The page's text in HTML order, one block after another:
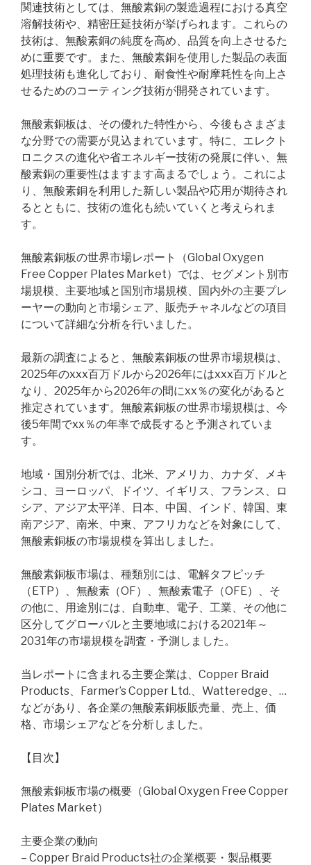
関連技術としては、無酸素銅の製造過程における真空
溶解技術や、精密圧延技術が挙げられます。これらの
技術は、無酸素銅の純度を高め、品質を向上させるた
めに重要です。また、無酸素銅を使用した製品の表面
処理技術も進化しており、耐食性や耐摩耗性を向上さ
せるためのコーティング技術が開発されています。
無酸素銅板は、その優れた特性から、今後もさまざま
な分野での需要が見込まれています。特に、エレクト
ロニクスの進化や省エネルギー技術の発展に伴い、無
酸素銅の重要性はますます高まるでしょう。これによ
り、無酸素銅を利用した新しい製品や応用が期待され
るとともに、技術の進化も続いていくと考えられま
す。
無酸素銅板の世界市場レポート（Global Oxygen
Free Copper Plates Market）では、セグメント別市
場規模、主要地域と国別市場規模、国内外の主要プレ
ーヤーの動向と市場シェア、販売チャネルなどの項目
について詳細な分析を行いました。
最新の調査によると、無酸素銅板の世界市場規模は、
2025年のxxx百万ドルから2026年にはxxx百万ドルと
なり、2025年から2026年の間にxx％の変化があると
推定されています。無酸素銅板の世界市場規模は、今
後5年間でxx％の年率で成長すると予測されていま
す。
地域・国別分析では、北米、アメリカ、カナダ、メキ
シコ、ヨーロッパ、ドイツ、イギリス、フランス、ロ
シア、アジア太平洋、日本、中国、インド、韓国、東
南アジア、南米、中東、アフリカなどを対象にして、
無酸素銅板の市場規模を算出しました。
無酸素銅板市場は、種類別には、電解タフピッチ
（ETP）、無酸素（OF）、無酸素電子（OFE）、そ
の他に、用途別には、自動車、電子、工業、その他に
区分してグローバルと主要地域における2021年～
2031年の市場規模を調査・予測しました。
当レポートに含まれる主要企業は、Copper Braid
Products、Farmer’s Copper Ltd.、Watteredge、…
などがあり、各企業の無酸素銅板販売量、売上、価
格、市場シェアなどを分析しました。
【目次】
無酸素銅板市場の概要（Global Oxygen Free Copper
Plates Market）
主要企業の動向
– Copper Braid Products社の企業概要・製品概要